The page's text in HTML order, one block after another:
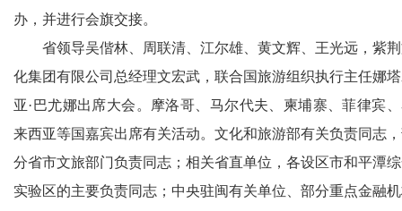
办，并进行会旗交接。
省领导吴偕林、周联清、江尔雄、黄文辉、王光远，紫
化集团有限公司总经理文宏武，联合国旅游组织执行主任娜
亚·巴尤娜出席大会。摩洛哥、马尔代夫、柬埔寨、菲律宾
来西亚等国嘉宾出席有关活动。文化和旅游部有关负责同志
分省市文旅部门负责同志；相关省直单位，各设区市和平潭
实验区的主要负责同志；中央驻闽有关单位、部分重点金融